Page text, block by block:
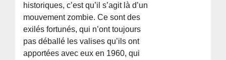
historiques, c’est qu’il s’agit là d’un
mouvement zombie. Ce sont des
exilés fortunés, qui n’ont toujours
pas déballé les valises qu’ils ont
apportées avec eux en 1960, qui